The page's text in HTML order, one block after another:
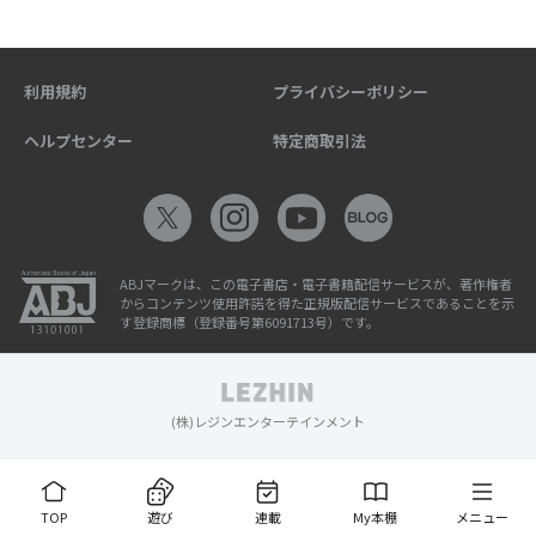
TOP 遊び 連載 My本棚 メニュー
利用規約 プライバシーポリシー
ヘルプセンター 特定商取引法
ABJマークは、この電子書店・電子書籍配信サービスが、著作権者
からコンテンツ使用許諾を得た正規版配信サービスであることを示
す登録商標（登録番号第6091713号）です。
(株)レジンエンターテインメント